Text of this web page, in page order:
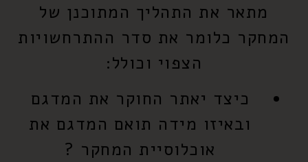
מתאר את התהליך המתוכנן של
המחקר כלומר את סדר ההתרחשויות
הצפוי וכולל:
כיצד יאתר החוקר את המדגם
ובאיזו מידה תואם המדגם את
אוכלוסיית המחקר ?